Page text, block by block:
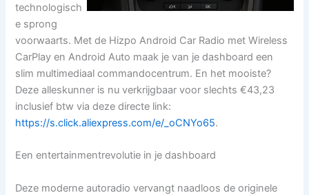
technologisch
e sprong
voorwaarts. Met de Hizpo Android Car Radio met Wireless
CarPlay en Android Auto maak je van je dashboard een
slim multimediaal commandocentrum. En het mooiste?
Deze alleskunner is nu verkrijgbaar voor slechts €43,23
inclusief btw via deze directe link:
https://s.click.aliexpress.com/e/_oCNYo65.
Een entertainmentrevolutie in je dashboard
Deze moderne autoradio vervangt naadloos de originele